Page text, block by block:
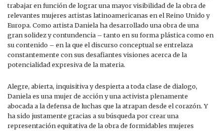
trabajar en función de lograr una mayor visibilidad de la obra de
relevantes mujeres artistas latinoamericanas en el Reino Unido y
Europa. Como artista Daniela ha desarrollado una obra de una
gran solidez y contundencia – tanto en su forma plástica como en
su contenido – en la que el discurso conceptual se entrelaza
constantemente con sus desafiantes visiones acerca de la
potencialidad expresiva de la materia.
Alegre, abierta, inquisitiva y despierta a toda clase de dialogo,
Daniela es una mujer de acción y una activista plenamente
abocada a la defensa de luchas que la atrapan desde el corazón. Y
ha sido justamente gracias a su búsqueda por crear una
representación equitativa de la obra de formidables mujeres